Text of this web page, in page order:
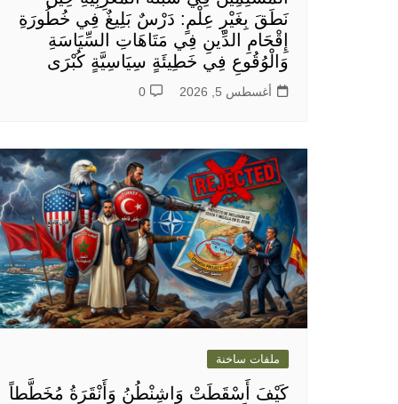
نَطَقَ بِغَيْرِ عِلْمٍ: دَرْسٌ بَلِيغٌ فِي خُطُورَةِ
إِقْحَامِ الدِّينِ فِي مَتَاهَاتِ السِّيَاسَةِ
وَالْوُقُوعِ فِي خَطِيئَةٍ سِيَاسِيَّةٍ كُبْرَى
أغسطس 5, 2026 0
ملفات ساخنة
كَيْفَ أَسْقَطَتْ وَاشِنْطُنُ وَأَنْقَرَةُ مُخَطَّطاً